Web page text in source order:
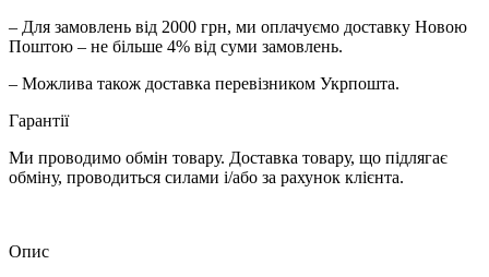
– Для замовлень від 2000 грн, ми оплачуємо доставку Новою
Поштою – не більше 4% від суми замовлень.
– Можлива також доставка перевізником Укрпошта.
Гарантії
Ми проводимо обмін товару. Доставка товару, що підлягає
обміну, проводиться силами і/або за рахунок клієнта.
Опис